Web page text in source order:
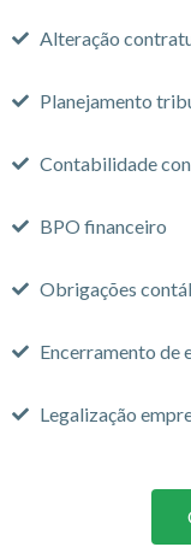
Alteração
Planejamento
Contabilidade
BPO financeiro
Obrigações
Encerramento de
Legalização